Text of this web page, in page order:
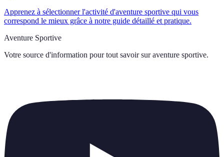
Apprenez à sélectionner l'activité d'aventure sportive qui vous
correspond le mieux grâce à notre guide détaillé et pratique.
Aventure Sportive
Votre source d'information pour tout savoir sur aventure sportive.